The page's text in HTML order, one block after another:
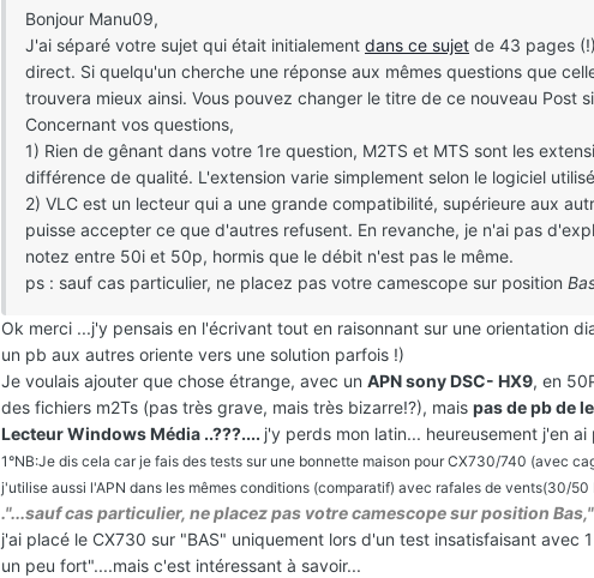
Bonjour Manu09,
J'ai séparé votre sujet qui était initialement dans ce sujet de 43 pages
direct. Si quelqu'un cherche une réponse aux mêmes questions que
trouvera mieux ainsi. Vous pouvez changer le titre de ce nouveau Post
Concernant vos questions,
1) Rien de gênant dans votre 1re question, M2TS et MTS sont les
différence de qualité. L'extension varie simplement selon le logiciel
2) VLC est un lecteur qui a une grande compatibilité, supérieure aux
puisse accepter ce que d'autres refusent. En revanche, je n'ai pas
notez entre 50i et 50p, hormis que le débit n'est pas le même.
ps : sauf cas particulier, ne placez pas votre camescope sur position
Ok merci ...j'y pensais en l'écrivant tout en raisonnant sur une orientation
un pb aux autres oriente vers une solution parfois !)
Je voulais ajouter que chose étrange, avec un APN sony DSC- HX9, en
des fichiers m2Ts (pas très grave, mais très bizarre!?), mais pas de pb de
Lecteur Windows Média ..???.... j'y perds mon latin... heureusement j'en ai
1°NB:Je dis cela car je fais des tests sur une bonnette maison pour CX730/740 (avec
j'utilise aussi l'APN dans les mêmes conditions (comparatif) avec rafales de vents(30/50
."...sauf cas particulier, ne placez pas votre camescope sur position
j'ai placé le CX730 sur "BAS" uniquement lors d'un test insatisfaisant avec
un peu fort"....mais c'est intéressant à savoir...